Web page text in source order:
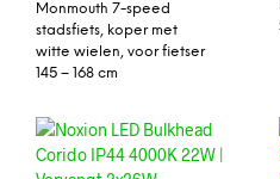
Monmouth 7-speed
stadsfiets, koper met
witte wielen, voor fietser
145 – 168 cm